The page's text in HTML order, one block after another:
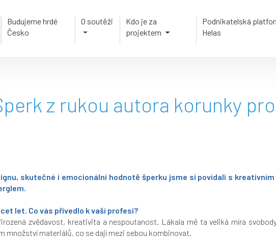
Budujeme hrdé
Česko
O soutěži
Kdo je za
projektem
Podnikatelská
Helas
z rukou autora korunky
skutečné i emocionální hodnotě šperku jsme si povídali s kreativním
let. Co vás přivedlo k vaší profesi?
zvědavost, kreativita a nespoutanost. Lákala mě ta veliká míra
množství materiálů, co se dají mezi sebou kombinovat.